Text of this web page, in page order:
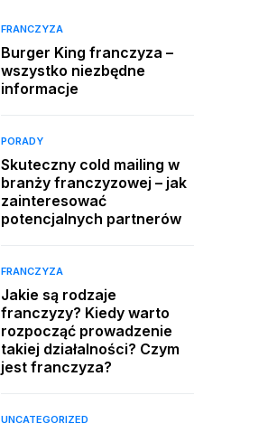
FRANCZYZA
Burger King franczyza –
wszystko niezbędne
informacje
PORADY
Skuteczny cold mailing w
branży franczyzowej – jak
zainteresować
potencjalnych partnerów
FRANCZYZA
Jakie są rodzaje
franczyzy? Kiedy warto
rozpocząć prowadzenie
takiej działalności? Czym
jest franczyza?
UNCATEGORIZED